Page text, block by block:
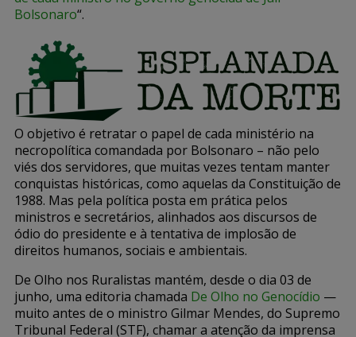
Bolsonaro“.
O objetivo é retratar o papel de cada ministério na
necropolítica comandada por Bolsonaro – não pelo
viés dos servidores, que muitas vezes tentam manter
conquistas históricas, como aquelas da Constituição de
1988. Mas pela política posta em prática pelos
ministros e secretários, alinhados aos discursos de
ódio do presidente e à tentativa de implosão de
direitos humanos, sociais e ambientais.
De Olho nos Ruralistas mantém, desde o dia 03 de
junho, uma editoria chamada De Olho no Genocídio —
muito antes de o ministro Gilmar Mendes, do Supremo
Tribunal Federal (STF), chamar a atenção da imprensa